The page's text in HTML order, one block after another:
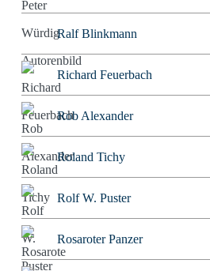
Ralf Blinkmann
Richard Feuerbach
Rob Alexander
Roland Tichy
Rolf W. Puster
Rosaroter Panzer